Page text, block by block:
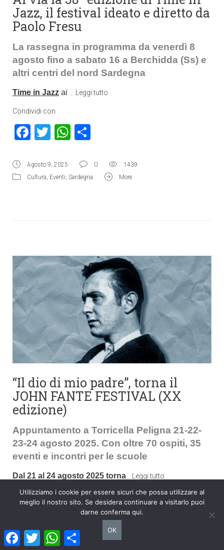
Jazz, il festival ideato e diretto da
Paolo Fresu
La rassegna in programma da venerdì 8
agosto fino a sabato 16 a Berchidda (Ss) e
altri centri del nord Sardegna
Time in Jazz ai Leggi tutto
Condividi con
Facebook
TwitterWhatsApp
Agosto 9, 2025 0
1439
Cultura, Eventi, Sardegna More
“Il dio di mio padre”, torna il
JOHN FANTE FESTIVAL (XX
edizione)
Appuntamento a Torricella Peligna 21-22-
23-24 agosto 2025. Con oltre 70 ospiti, 35
eventi e incontri per le scuole
Dal 21 al 24 agosto 2025 torna Leggi tutto
Condividi con
Facebook
TwitterWhatsApp
Condividi
Agosto 4, 2025
FacebookTwitter WhatsAppCondividi
Utilizziamo i cookie per essere sicuri che possa utilizzare al
meglio il nostro sito. Se desidera continuare a visitarlo puoi
darne conferma qui.
OK